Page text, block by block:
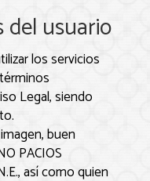
del usuario
los servicios
Legal, siendo
buen
PACIOS
, así como quien